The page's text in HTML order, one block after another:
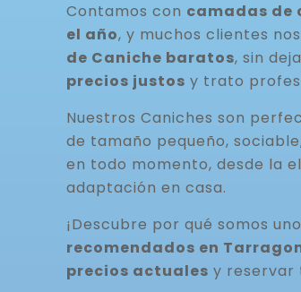
Contamos con camadas de
el año, y muchos clientes
de Caniche baratos, sin
precios justos y trato
Nuestros Caniches son
de tamaño pequeño,
en todo momento, desde la
adaptación en casa.
¡Descubre por qué somos
recomendados en
precios actuales y reservar